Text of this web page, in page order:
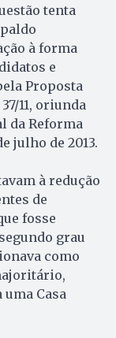
tenta
à forma
e
Proposta
11, oriunda
da Reforma
julho de 2013.
à redução
de
fosse
grau
como
Casa